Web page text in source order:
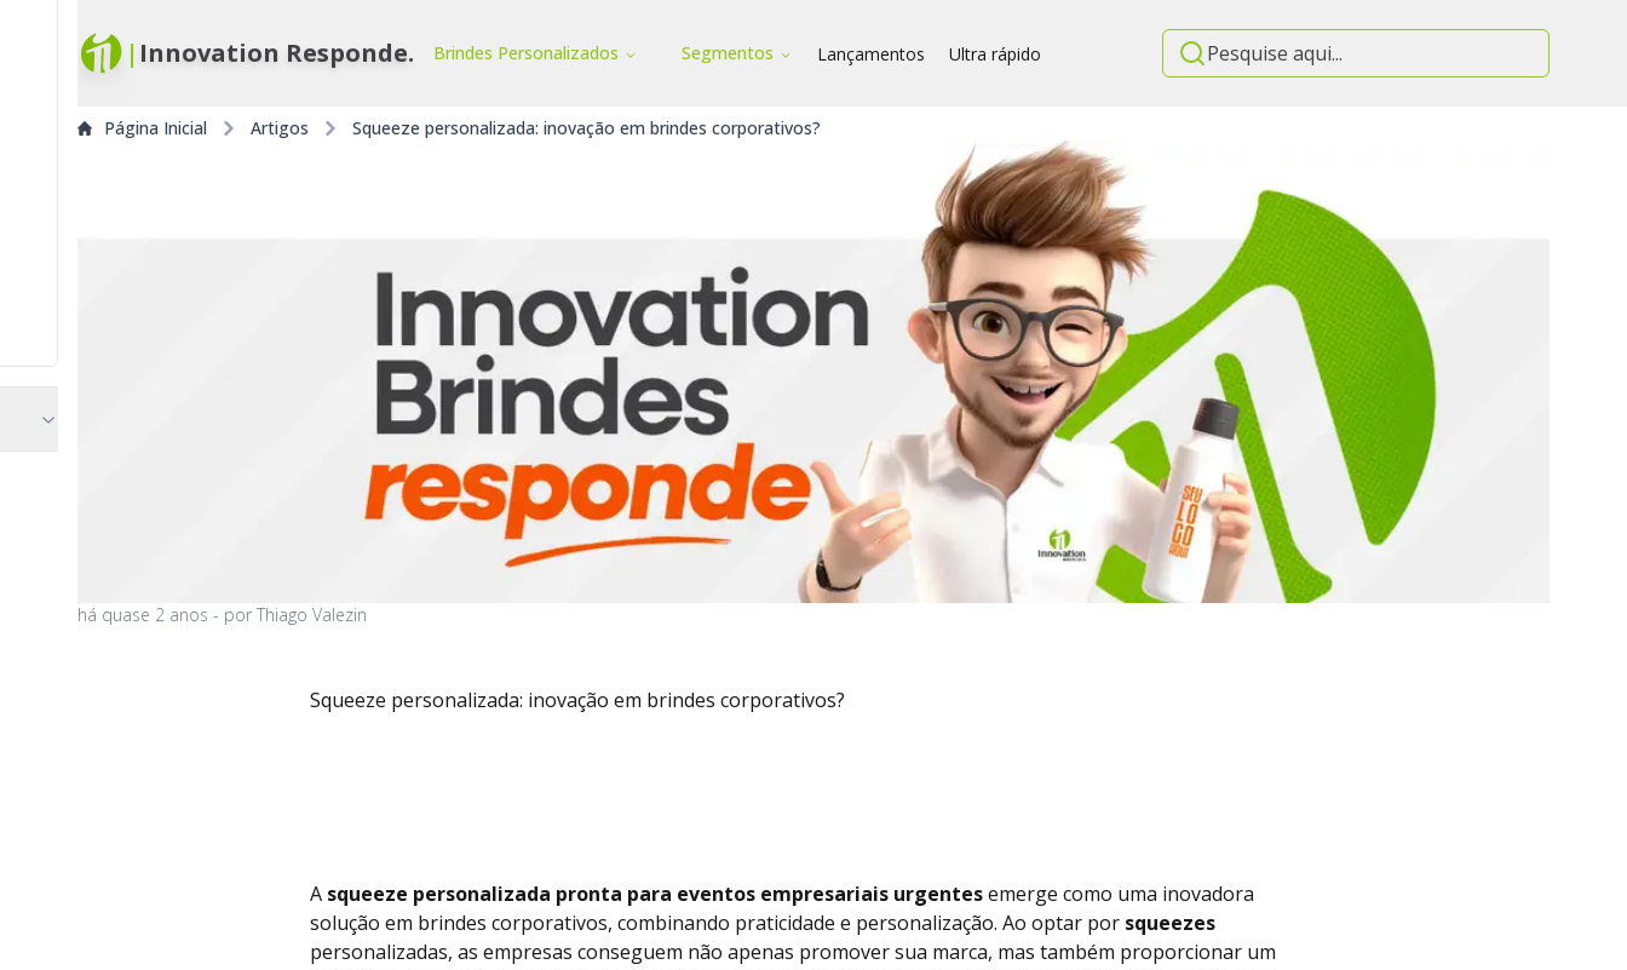
| Innovation Responde. Brindes Personalizados Segmentos Lançamentos Ultra rápido
Página Inicial Artigos Squeeze personalizada: inovação em brindes corporativos?
há quase 2 anos - por Thiago Valezin
Squeeze personalizada: inovação em brindes corporativos?
A squeeze personalizada pronta para eventos empresariais urgentesemerge como uma inovadora
solução em brindes corporativos, combinando praticidade e personalização. Ao optar por squeezes
personalizadas, as empresas conseguem não apenas promover sua marca, mas também proporcionar um